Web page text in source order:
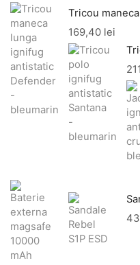
169,40 lei